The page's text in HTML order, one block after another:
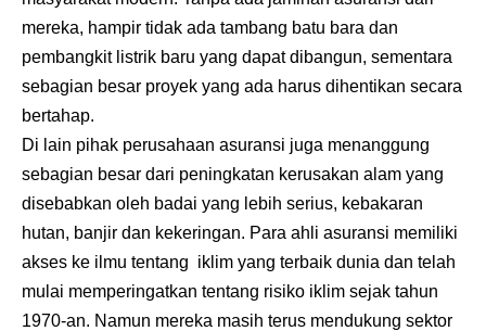
mereka, hampir tidak ada tambang batu bara dan
pembangkit listrik baru yang dapat dibangun, sementara
sebagian besar proyek yang ada harus dihentikan secara
bertahap.
Di lain pihak perusahaan asuransi juga menanggung
sebagian besar dari peningkatan kerusakan alam yang
disebabkan oleh badai yang lebih serius, kebakaran
hutan, banjir dan kekeringan. Para ahli asuransi memiliki
akses ke ilmu tentang iklim yang terbaik dunia dan telah
mulai memperingatkan tentang risiko iklim sejak tahun
1970-an. Namun mereka masih terus mendukung sektor